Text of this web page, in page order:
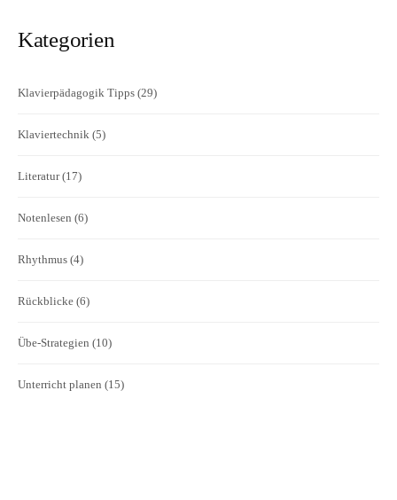
Kategorien
Klavierpädagogik Tipps (29)
Klaviertechnik (5)
Literatur(17)
Notenlesen (6)
Rhythmus (4)
Rückblicke (6)
Übe-Strategien (10)
Unterricht planen (15)